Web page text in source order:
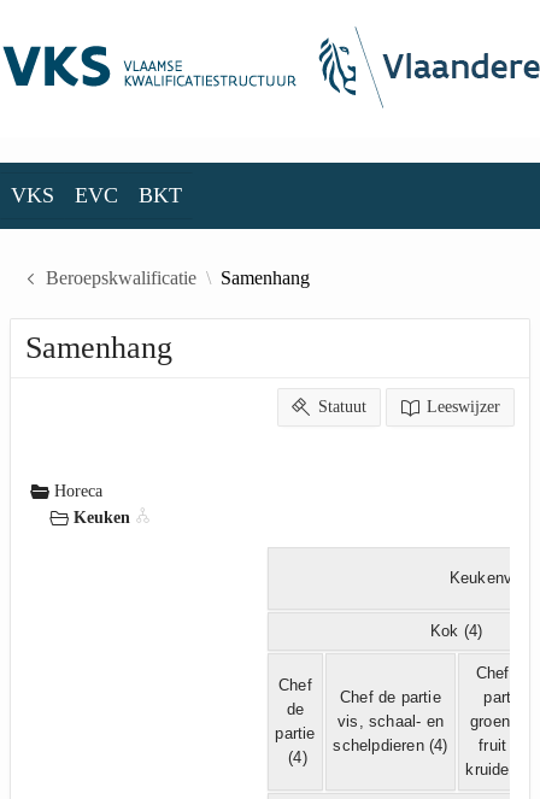
VKS EVC BKT
Beroepskwalificatie Samenhang
Samenhang
Statuut Leeswijzer
Horeca
Keuken
Kok (4)
Chef
de
partie
(4)
Chef de partie
vis, schaal- en
schelpdieren(4)
Chef de
partie
groenten,
fruit en
kruiden